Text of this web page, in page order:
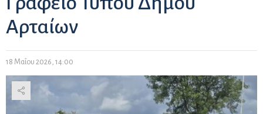
Αρταίων
18 Μαΐου 2026, 14:00